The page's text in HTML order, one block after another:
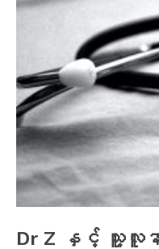
Dr Z နှင့် သူ့လူနာ